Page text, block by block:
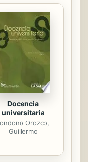
intimas -
la
del ser, la
del hombre
se une al nuevo
la narrativa
Docencia
universitaria
Orozco,
Guillermo